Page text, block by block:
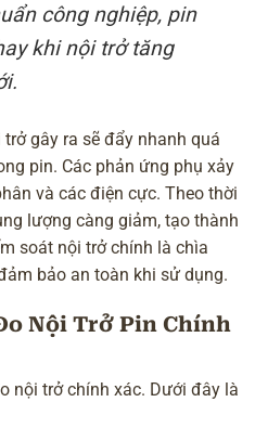
công nghiệp, pin
khi nội trở tăng
gây ra sẽ đẩy nhanh quá
pin. Các phản ứng phụ xảy
và các điện cực. Theo thời
lượng càng giảm, tạo thành
soát nội trở chính là chìa
bảo an toàn khi sử dụng.
Nội Trở Pin Chính
nội trở chính xác. Dưới đây là